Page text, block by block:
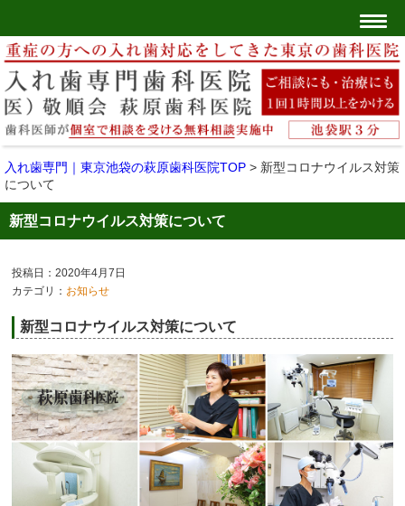
入れ歯専門｜東京池袋の萩原歯科医院TOP > 新型コロナウイルス対策
について
新型コロナウイルス対策について
投稿日：2020年4月7日
カテゴリ： お知らせ
新型コロナウイルス対策について